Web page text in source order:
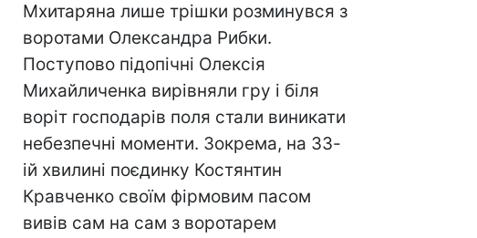
Мхитаряна лише трішки розминувся з
воротами Олександра Рибки.
Поступово підопічні Олексія
Михайличенка вирівняли гру і біля
воріт господарів поля стали виникати
небезпечні моменти. Зокрема, на 33-
ій хвилині поєдинку Костянтин
Кравченко своїм фірмовим пасом
вивів сам на сам з воротарем